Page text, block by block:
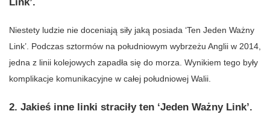
Niestety ludzie nie doceniają siły jaką posiada ‘Ten Jeden Ważny
Link’. Podczas sztormów na południowym wybrzeżu Anglii w 2014,
jedna z linii kolejowych zapadła się do morza. Wynikiem tego były
komplikacje komunikacyjne w całej południowej Walii.
2. Jakieś inne linki straciły ten ‘Jeden Ważny Link’.